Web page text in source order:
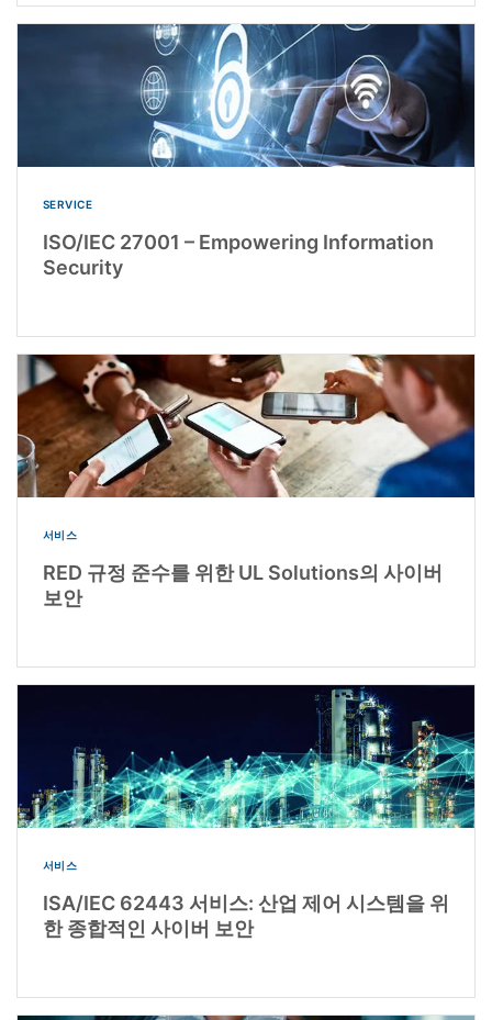
SERVICE
ISO/IEC 27001 – Empowering Information
Security
서비스
RED 규정 준수를 위한 UL Solutions의 사이버
보안
서비스
ISA/IEC 62443 서비스: 산업 제어 시스템을 위
한 종합적인 사이버 보안